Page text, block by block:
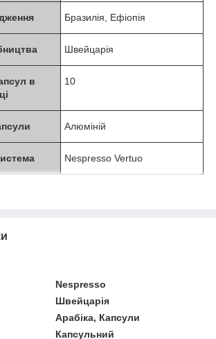
Бразилія, Ефіопія
Швейцарія
в
10
Алюміній
Nespresso Vertuo
Nespresso
Швейцарія
Арабіка, Капсули
Капсульний